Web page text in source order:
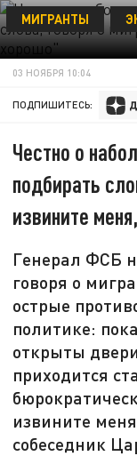
МИГРАНТЫ
03 НОЯБРЯ 10:04
ПОДПИШИТЕСЬ:
Честно о
подбирать
извините
Генерал ФСБ
говоря о
острые
политике:
открыты
приходится
извините
собеседник